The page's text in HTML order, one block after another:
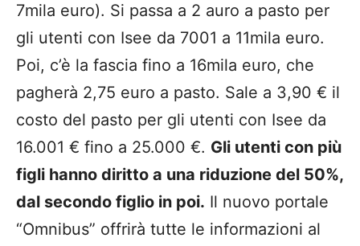
7mila euro). Si passa a 2 auro a pasto per
gli utenti con Isee da 7001 a 11mila euro.
Poi, c’è la fascia fino a 16mila euro, che
pagherà 2,75 euro a pasto. Sale a 3,90 € il
costo del pasto per gli utenti con Isee da
16.001 € fino a 25.000 €. Gli utenti con più
figli hanno diritto a una riduzione del 50%,
dal secondo figlio in poi. Il nuovo portale
“Omnibus” offrirà tutte le informazioni al